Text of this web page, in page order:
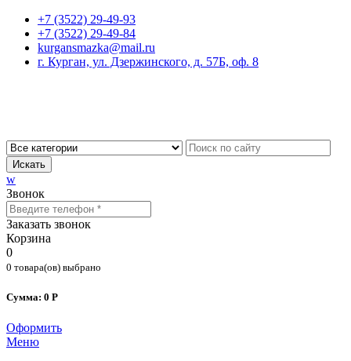
+7 (3522) 29-49-93
+7 (3522) 29-49-84
kurgansmazka@mail.ru
г. Курган, ул. Дзержинского, д. 57Б, оф. 8
Искать
w
Звонок
Заказать звонок
Корзина
0
0 товара(ов) выбрано
Сумма: 0 Р
Оформить
Меню